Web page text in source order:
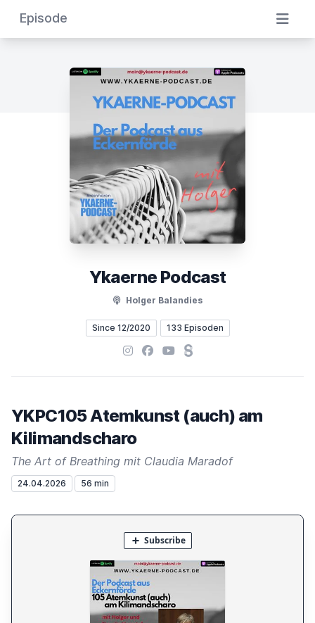
Episode
Ykaerne Podcast
Holger Balandies
Since 12/2020 133 Episoden
Instagram
Facebook
YouTubeSteady
YKPC105 Atemkunst (auch) am
Kilimandscharo
The Art of Breathing mit Claudia Maradof
24.04.2026 56 min